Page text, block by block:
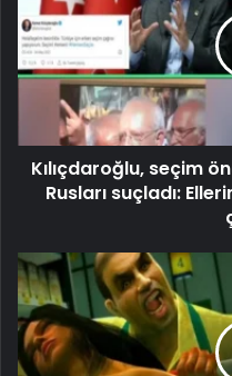
Kılıçdaroğlu, seçim
Rusları suçladı: